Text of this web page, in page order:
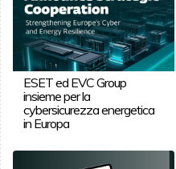
ESET ed EVC Group
insieme per la
cybersicurezza energetica
in Europa